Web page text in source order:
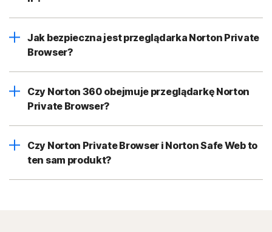
Jak bezpieczna jest przeglądarka Norton Private
Browser?
Czy Norton 360 obejmuje przeglądarkę Norton
Private Browser?
Czy Norton Private Browser i Norton Safe Web to
ten sam produkt?